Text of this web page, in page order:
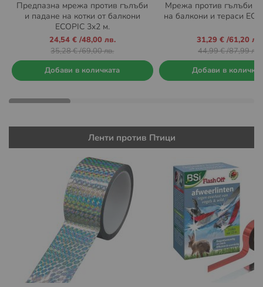
Предпазна мрежа против гълъби
и падане на котки от балкони
ECOPIC 3x2 м.
Промо
цена
24,54 €/48,00 лв.
35,28 €/69,00 лв.
Добави в количката
Мрежа против гълъби
на балкони и тераси
Промо
цена
31,29 €/61,20 лв.
44,99 €/87,99 лв.
Добави в
Ленти против Птици